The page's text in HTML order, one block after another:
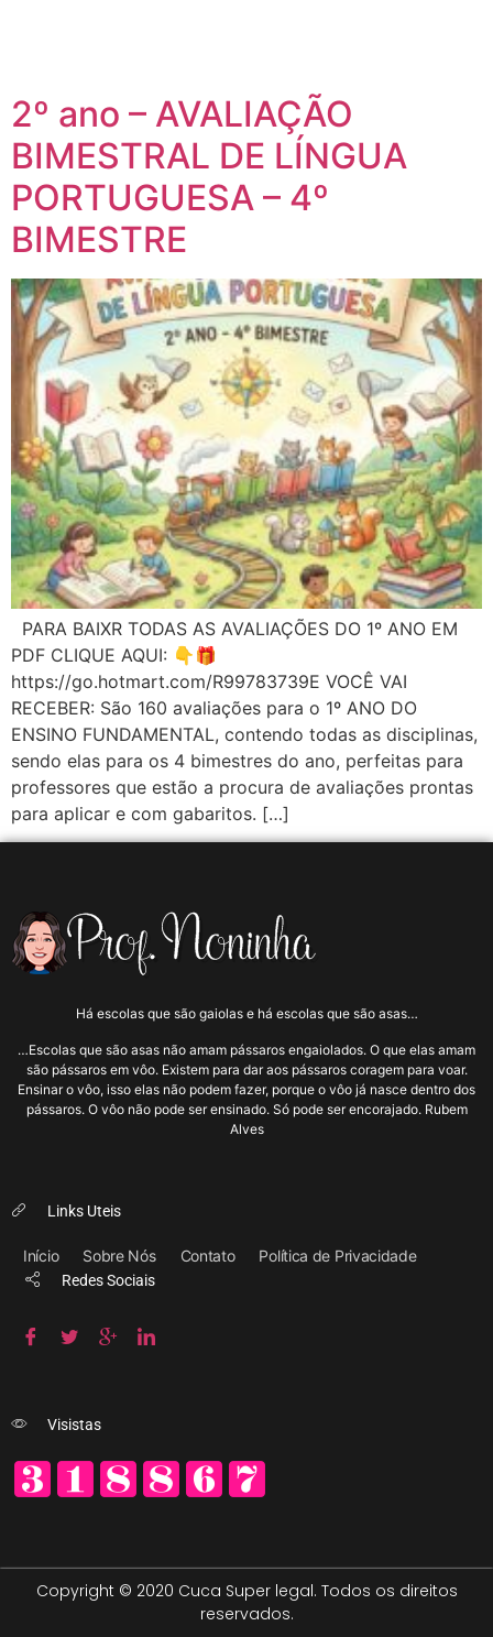
2º ano – AVALIAÇÃO
BIMESTRAL DE LÍNGUA
PORTUGUESA – 4º
BIMESTRE
PARA BAIXR TODAS AS AVALIAÇÕES DO 1º ANO EM
PDF CLIQUE AQUI: 👇🎁
https://go.hotmart.com/R99783739E VOCÊ VAI
RECEBER: São 160 avaliações para o 1º ANO DO
ENSINO FUNDAMENTAL, contendo todas as disciplinas,
sendo elas para os 4 bimestres do ano, perfeitas para
professores que estão a procura de avaliações prontas
para aplicar e com gabaritos. […]
Há escolas que são gaiolas e há escolas que são asas…
…Escolas que são asas não amam pássaros engaiolados. O que elas amam
são pássaros em vôo. Existem para dar aos pássaros coragem para voar.
Ensinar o vôo, isso elas não podem fazer, porque o vôo já nasce dentro dos
pássaros. O vôo não pode ser ensinado. Só pode ser encorajado. Rubem
Alves
Links Uteis
Início Sobre Nós Contato Política de Privacidade
Redes Sociais
Visistas
Copyright © 2020 Cuca Super legal. Todos os direitos
reservados.